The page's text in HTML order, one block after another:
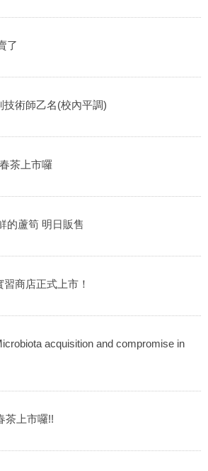
了
術師乙名(校內平調)
茶上市囉
的蘆筍 明日販售
商店正式上市！
acquisition and compromise in
茶上市囉!!